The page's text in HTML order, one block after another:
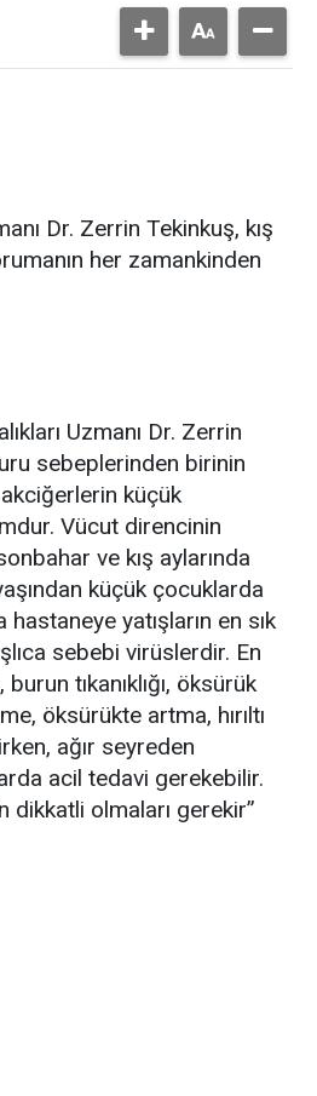
Dr. Zerrin Tekinkuş, kış
her zamankinden
Uzmanı Dr. Zerrin
sebeplerinden birinin
küçük
Vücut direncinin
ve kış aylarında
küçük çocuklarda
yatışların en sık
sebebi virüslerdir. En
tıkanıklığı, öksürük
öksürükte artma, hırıltı
ağır seyreden
acil tedavi gerekebilir.
olmaları gerekir”